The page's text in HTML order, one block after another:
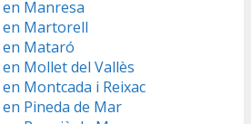
Manresa
en Martorell
Mataró
Mollet del Vallès
Montcada i Reixac
Pineda de Mar